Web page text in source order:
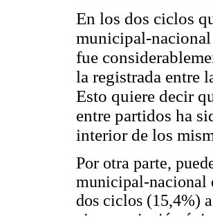
En los dos ciclos
municipal-
fue
la registrada entre
Esto quiere decir
entre partidos ha
interior de los
Por otra parte,
municipal-nacional
dos ciclos (15,4%)